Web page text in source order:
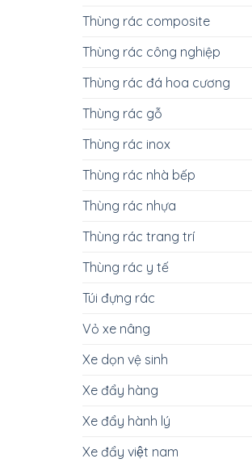
Thùng rác composite
Thùng rác công nghiệp
Thùng rác đá hoa cương
Thùng rác gỗ
Thùng rác inox
Thùng rác nhà bếp
Thùng rác nhựa
Thùng rác trang trí
Thùng rác y tế
Túi đựng rác
Vỏ xe nâng
Xe dọn vệ sinh
Xe đẩy hàng
Xe đẩy hành lý
Xe đẩy việt nam